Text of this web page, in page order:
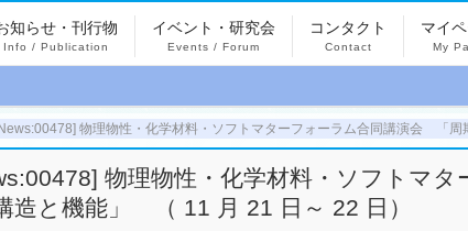
知らせ・刊行物
Info / Publication
イベント・研究会
Events / Forum
コンタクト
Contact
マイ
My
物理物性・化学材料・ソフトマターフォーラム合同講演会 「
物理物性・化学材料・ソフトマタ
と機能」 （ 11 月 21 日～ 22 日）